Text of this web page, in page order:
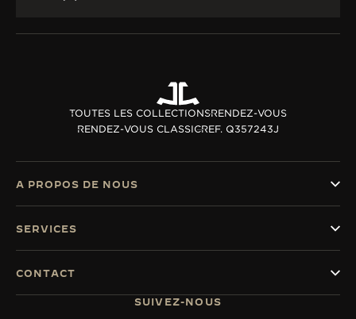
TOUTES LES COLLECTIONSRENDEZ-VOUS
RENDEZ-VOUS CLASSICREF. Q357243J
SUIVEZ-NOUS
A PROPOS DE NOUS
SERVICES
CONTACT